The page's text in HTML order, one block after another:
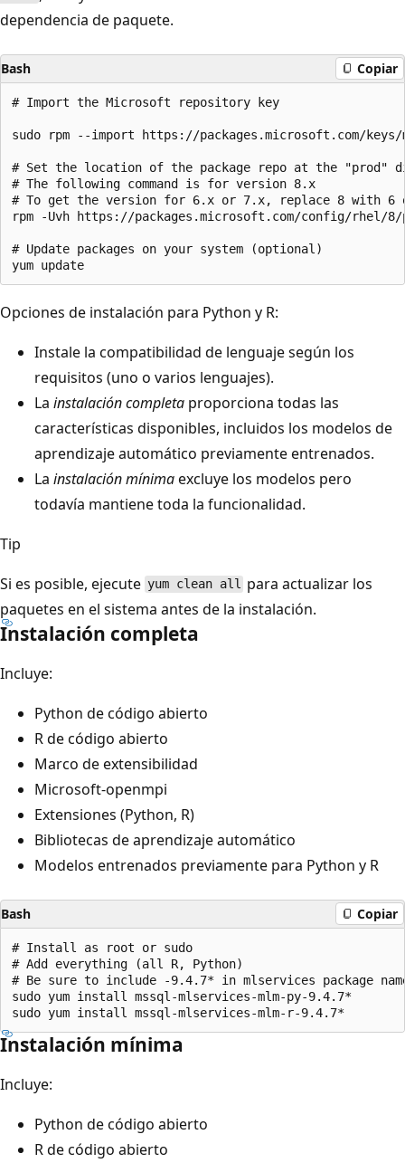
dependencia de paquete.
Bash Copiar
# Import the Microsoft repository key
sudo rpm --import https://packages.microsoft.com/
# Set the location of the package repo at the "prod"
# The following command is for version 8.x
# To get the version for 6.x or 7.x, replace 8 with 6
rpm -Uvh https://packages.microsoft.com/config/rhel/8/
# Update packages on your system (optional)
Opciones de instalación para Python y R:
Instale la compatibilidad de lenguaje según los
requisitos (uno o varios lenguajes).
La instalación completa proporciona todas las
características disponibles, incluidos los modelos de
aprendizaje automático previamente entrenados.
La instalación mínimaexcluye los modelos pero
todavía mantiene toda la funcionalidad.
Tip
Si es posible, ejecute yum clean all para actualizar los
paquetes en el sistema antes de la instalación.
Instalación completa
Incluye:
Python de código abierto
R de código abierto
Marco de extensibilidad
Microsoft-openmpi
Extensiones (Python, R)
Bibliotecas de aprendizaje automático
Modelos entrenados previamente para Python y R
Bash Copiar
# Install as root or sudo
# Add everything (all R, Python)
# Be sure to include -9.4.7* in mlservices package
sudo yum install mssql-mlservices-mlm-py-9.4.7*
Instalación mínima
Incluye:
Python de código abierto
R de código abierto